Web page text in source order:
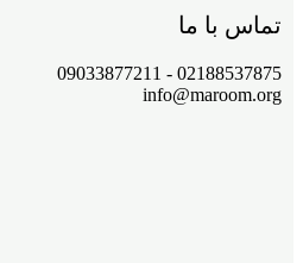
تماس با ما
02188537875 - 09033877211
info@maroom.org